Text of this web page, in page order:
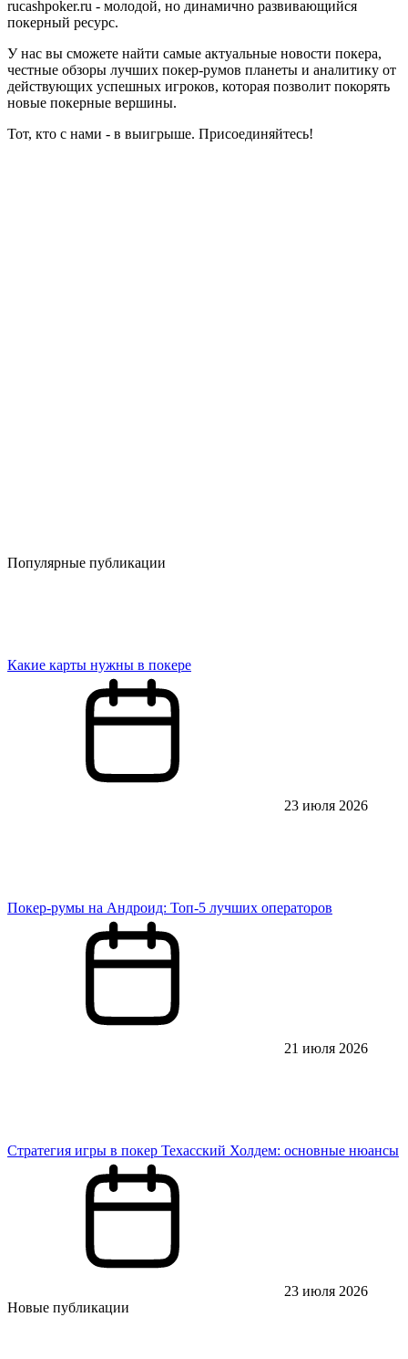
rucashpoker.ru - молодой, но динамично развивающийся
покерный ресурс.
У нас вы сможете найти самые актуальные новости покера,
честные обзоры лучших покер-румов планеты и аналитику от
действующих успешных игроков, которая позволит покорять
новые покерные вершины.
Тот, кто с нами - в выигрыше. Присоединяйтесь!
Популярные публикации
Какие карты нужны в покере
23 июля 2026
Покер-румы на Андроид: Топ-5 лучших операторов
21 июля 2026
Стратегия игры в покер Техасский Холдем: основные нюансы
23 июля 2026
Новые публикации